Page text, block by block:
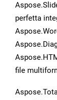
perfetta
file